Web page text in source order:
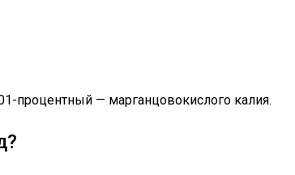
процентный — марганцовокислого калия.